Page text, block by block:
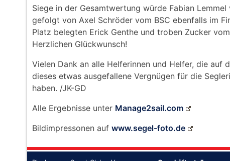
Siege in der Gesamtwertung würde Fabian Lemmel
gefolgt von Axel Schröder vom BSC ebenfalls im
Platz belegten Erick Genthe und troben Zucker
Herzlichen Glückwunsch!
Vielen Dank an alle Helferinnen und Helfer, die auf
dieses etwas ausgefallene Vergnügen für die
haben. /JK-GD
Alle Ergebnisse unter Manage2sail.com
Bildimpressonen auf www.segel-foto.de